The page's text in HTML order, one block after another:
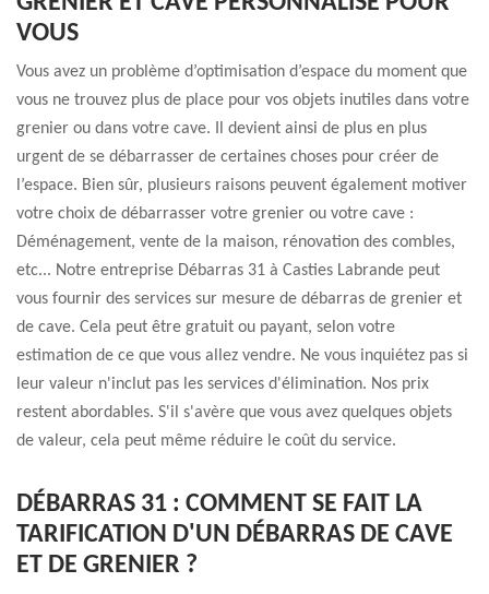
VOUS
Vous avez un problème d’optimisation d’espace du moment que
vous ne trouvez plus de place pour vos objets inutiles dans votre
grenier ou dans votre cave. Il devient ainsi de plus en plus
urgent de se débarrasser de certaines choses pour créer de
l’espace. Bien sûr, plusieurs raisons peuvent également motiver
votre choix de débarrasser votre grenier ou votre cave :
Déménagement, vente de la maison, rénovation des combles,
etc... Notre entreprise Débarras 31 à Casties Labrande peut
vous fournir des services sur mesure de débarras de grenier et
de cave. Cela peut être gratuit ou payant, selon votre
estimation de ce que vous allez vendre. Ne vous inquiétez pas si
leur valeur n'inclut pas les services d'élimination. Nos prix
restent abordables. S'il s'avère que vous avez quelques objets
de valeur, cela peut même réduire le coût du service.
DÉBARRAS 31 : COMMENT SE FAIT LA
TARIFICATION D'UN DÉBARRAS DE CAVE
ET DE GRENIER ?